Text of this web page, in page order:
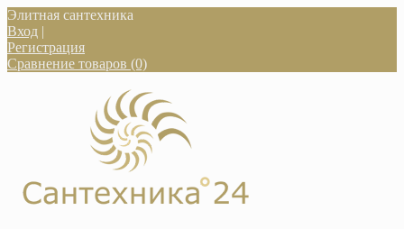
Элитная сантехника
Вход |
Регистрация
Сравнение товаров (0)